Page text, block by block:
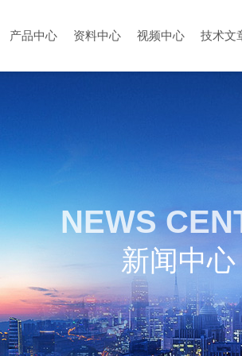
产品中心 资料中心 视频中心 技术文
NEWS
新闻中心